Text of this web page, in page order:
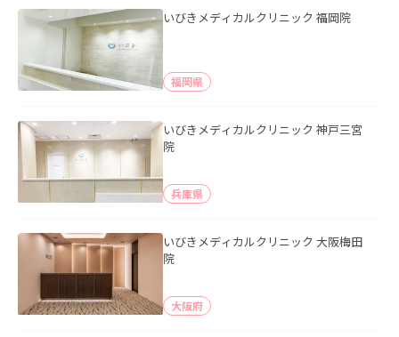
いびきメディカルクリニック 福岡院
福岡県
いびきメディカルクリニック 神戸三宮
院
兵庫県
いびきメディカルクリニック 大阪梅田
院
大阪府